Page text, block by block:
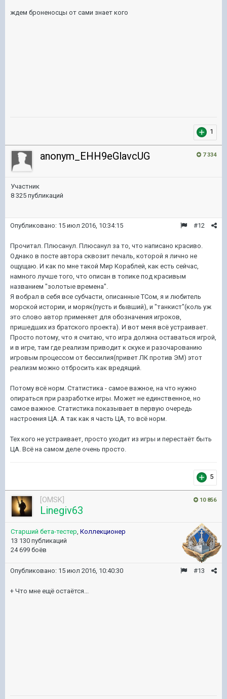
ждем броненосцы от сами знает кого
1
7 334
anonym_EHH9eGlavcUG
Участник
8 325 публикаций
#12
Опубликовано: 15 июл 2016, 10:34:15
Прочитал. Плюсанул. Плюсанул за то, что написано красиво.
Однако в посте автора сквозит печаль, которой я лично не
ощущаю. И как по мне такой Мир Кораблей, как есть сейчас,
намного лучше того, что описан в топике под красивым
названием "золотые времена".
Я вобрал в себя все субчасти, описанные ТСом, я и любитель
морской истории, и моряк(пусть и бывший), и "танкист"(коль уж
это слово автор применяет для обозначения игроков,
пришедших из братского проекта). И вот меня всё устраивает.
Просто потому, что я считаю, что игра должна оставаться игрой,
и в игре, там где реализм приводит к скуке и разочарованию
игровым процессом от бессилия(привет ЛК против ЭМ) этот
реализм можно отбросить как вредящий.
Потому всё норм. Статистика - самое важное, на что нужно
опираться при разработке игры. Может не единственное, но
самое важное. Статистика показывает в первую очередь
настроения ЦА. А так как я часть ЦА, то всё норм.
Тех кого не устраивает, просто уходит из игры и перестаёт быть
ЦА. Всё на самом деле очень просто.
5
10 856
[OMSK]
Linegiv63
Старший бета-тестер Коллекционер
13 130 публикаций
24 699 боёв
#13
Опубликовано: 15 июл 2016, 10:40:30
+ Что мне ещё остаётся...